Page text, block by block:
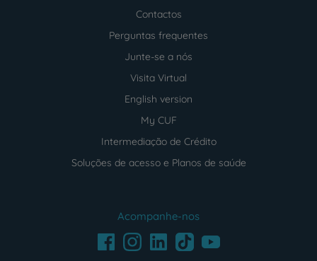
Contactos
Perguntas frequentes
Junte-se a nós
Visita Virtual
English version
My CUF
Intermediação de Crédito
Soluções de acesso e Planos de saúde
Acompanhe-nos
FacebookInstagramLinkedInTikTokYoutube